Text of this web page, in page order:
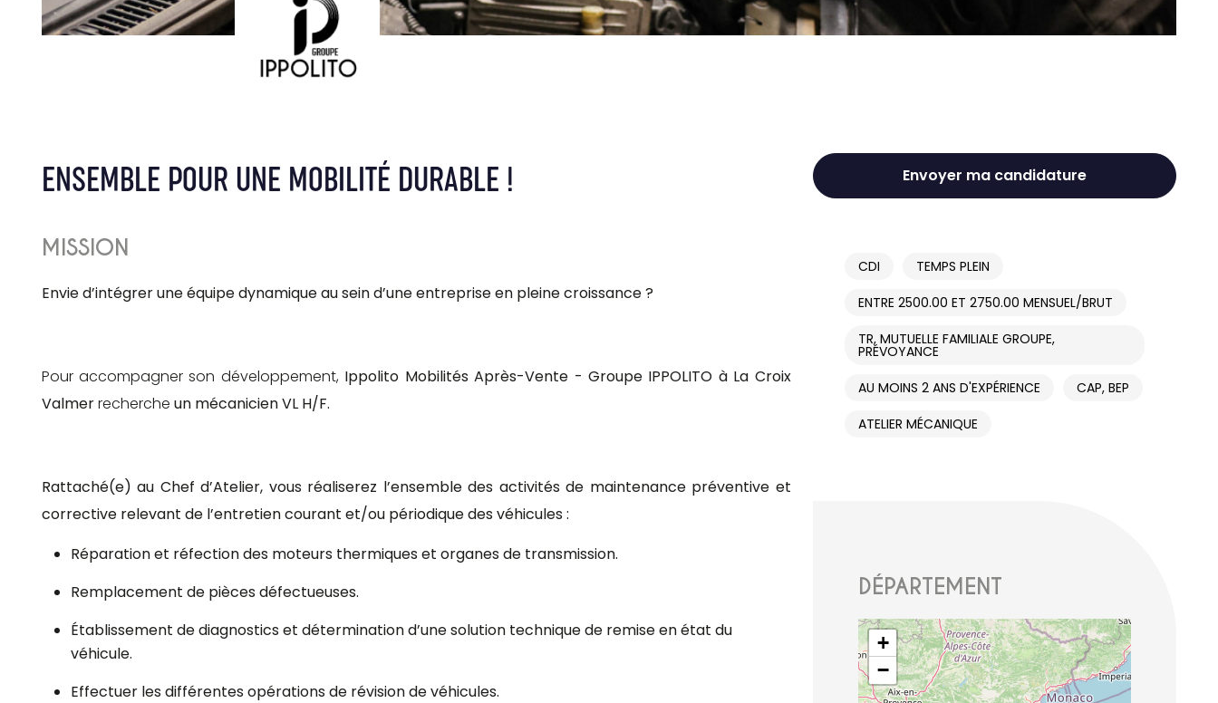
ENSEMBLE POUR UNE MOBILITÉ DURABLE !
MISSION
Envie d’intégrer une équipe dynamique au sein d’une entreprise en pleine croissance ?
Pour accompagner son développement, Ippolito Mobilités Après-Vente - Groupe IPPOLITO à La Croix
Valmerrecherche un mécanicien VL H/F.
Rattaché(e) au Chef d’Atelier, vous réaliserez l’ensemble des activités de maintenance préventive et
corrective relevant de l’entretien courant et/ou périodique des véhicules :
Réparation et réfection des moteurs thermiques et organes de transmission.
Remplacement de pièces défectueuses.
Établissement de diagnostics et détermination d’une solution technique de remise en état du
véhicule.
Effectuer les différentes opérations de révision de véhicules.
Envoyer ma candidature
CDI
TEMPS PLEIN
ENTRE 2500.00 ET 2750.00 MENSUEL/BRUT
TR, MUTUELLE FAMILIALE GROUPE,
PRÉVOYANCE
AU MOINS 2 ANS D'EXPÉRIENCE
CAP, BEP
ATELIER MÉCANIQUE
DÉPARTEMENT
+
−